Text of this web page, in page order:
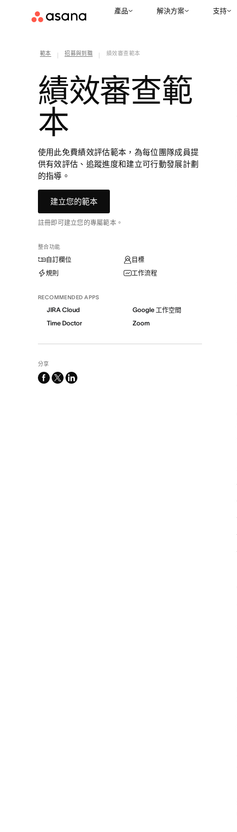
產品 解決方案 支持
範本 招募與到職 績效審查範本
績效審查範
本
使用此免費績效評估範本，為每位團隊成員提
供有效評估、追蹤進度和建立可行動發展計劃
的指導。
建立您的範本
註冊即可建立您的專屬範本。
整合功能
自訂欄位
目標
規則
工作流程
RECOMMENDED APPS
JIRA Cloud
Google 工作空間
Time Doctor
Zoom
分享
facebook
x-
linkedin